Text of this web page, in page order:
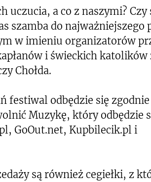
uczucia, a co z naszymi? Czy
szamba do najważniejszego
w imieniu organizatorów
i świeckich katolików
Chołda.
odbędzie się
Muzykę, który odbędzie
GoOut.net, Kupbilecik.pl i
są również cegiełki, z